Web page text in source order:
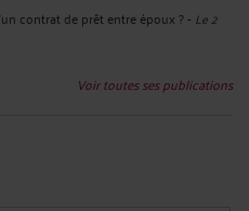
contrat de prêt entre époux ?- Le 2
Voir toutes ses publications